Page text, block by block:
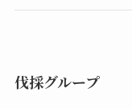
伐採グループ